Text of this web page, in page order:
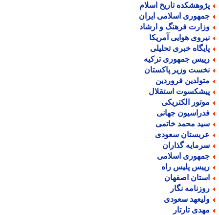
تاریخ اسلام
اسلامی ایران
فرهنگ و ارشاد
هوایی آمریکا
خبری تحلیلی
جمهوری ترکیه
وزیر پاکستان
فروردین
استقلال
الکتریکی
جهانی
محمد خاتمی
سعودی
گذاران
اسلامی
پلیس راه
اصفهان
نگار
سعودی
تارتار